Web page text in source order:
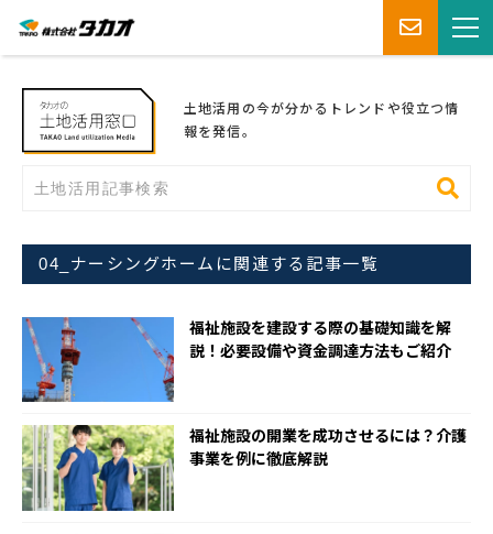
土地活用の今が分かるトレンドや役立つ情
報を発信。
04_ナーシングホームに関連する記事一覧
福祉施設を建設する際の基礎知識を解
説！必要設備や資金調達方法もご紹介
福祉施設の開業を成功させるには？介護
事業を例に徹底解説